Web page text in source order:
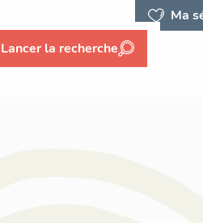
Ma
Lancer la recherche